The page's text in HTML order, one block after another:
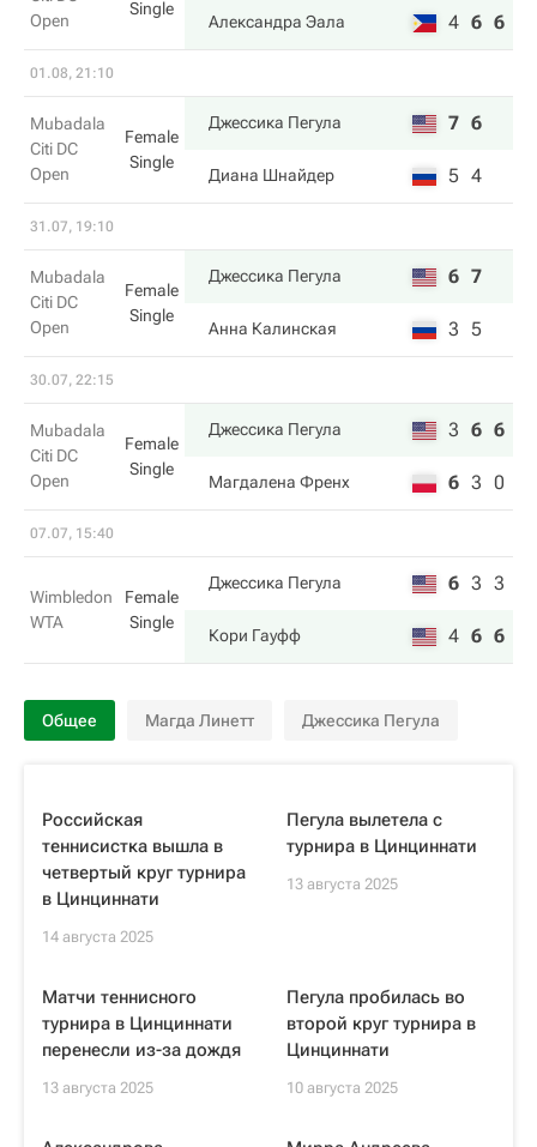
Open
Single
Александра Эала 4 6 6
01.08, 21:10
Mubadala
Citi DC
Open
Female
Single
Джессика Пегула 7 6
Диана Шнайдер 5 4
31.07, 19:10
Mubadala
Citi DC
Open
Female
Single
Джессика Пегула 6 7
Анна Калинская 3 5
30.07, 22:15
Mubadala
Citi DC
Open
Female
Single
Джессика Пегула 3 6 6
Магдалена Френх 6 3 0
07.07, 15:40
Wimbledon
WTA
Female
Single
Джессика Пегула 6 3 3
Кори Гауфф 4 6 6
Общее Магда Линетт Джессика Пегула
Российская
теннисистка вышла в
четвертый круг турнира
в Цинциннати
14 августа 2025
Пегула вылетела с
турнира в Цинциннати
13 августа 2025
Матчи теннисного
турнира в Цинциннати
перенесли из-за дождя
13 августа 2025
Пегула пробилась во
второй круг турнира в
Цинциннати
10 августа 2025